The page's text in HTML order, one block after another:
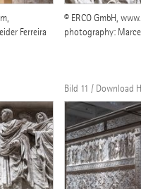
Ferreira
© ERCO GmbH,
photography:
Bild 11 / Download